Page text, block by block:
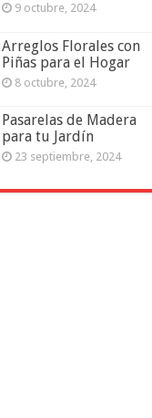
9 octubre, 2024
Arreglos Florales con
Piñas para el Hogar
8 octubre, 2024
Pasarelas de Madera
para tu Jardín
23 septiembre, 2024